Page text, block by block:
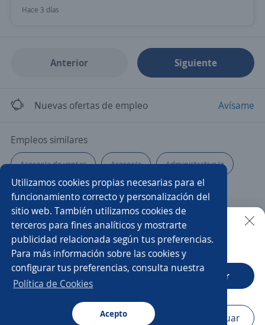
Utilizamos cookies propias necesarias para el
funcionamiento correcto y personalización del
sitio web. También utilizamos cookies de
terceros para fines analíticos y mostrarte
publicidad relacionada según tus preferencias.
Para más información sobre las cookies y
configurar tus preferencias, consulta nuestra
Política de Cookies
Acepto
Hace 3 días
Anterior Siguiente
Nuevas ofertas de empleo Avísame
Empleos similares
Asesor/a de ventas Asesor/a Administrativo/a
Metalurgista Promovendedor/a
Analista de marketing Cajero/a vendedor
Técnico/a mecánico Administrativo ventas
Call center Operador/a
Elaborador/a Enfermero/a
Buscar es más fácil en la app
CT App Abrir
Navegador Continuar